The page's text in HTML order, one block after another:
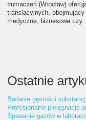
tłumaczeń (Wrocław)
translacyjnych,
medyczne, biznesowe
Ostatnie
Badanie gęstości substancji
Profesjonalne pielęgnacje
Spawanie gazów w